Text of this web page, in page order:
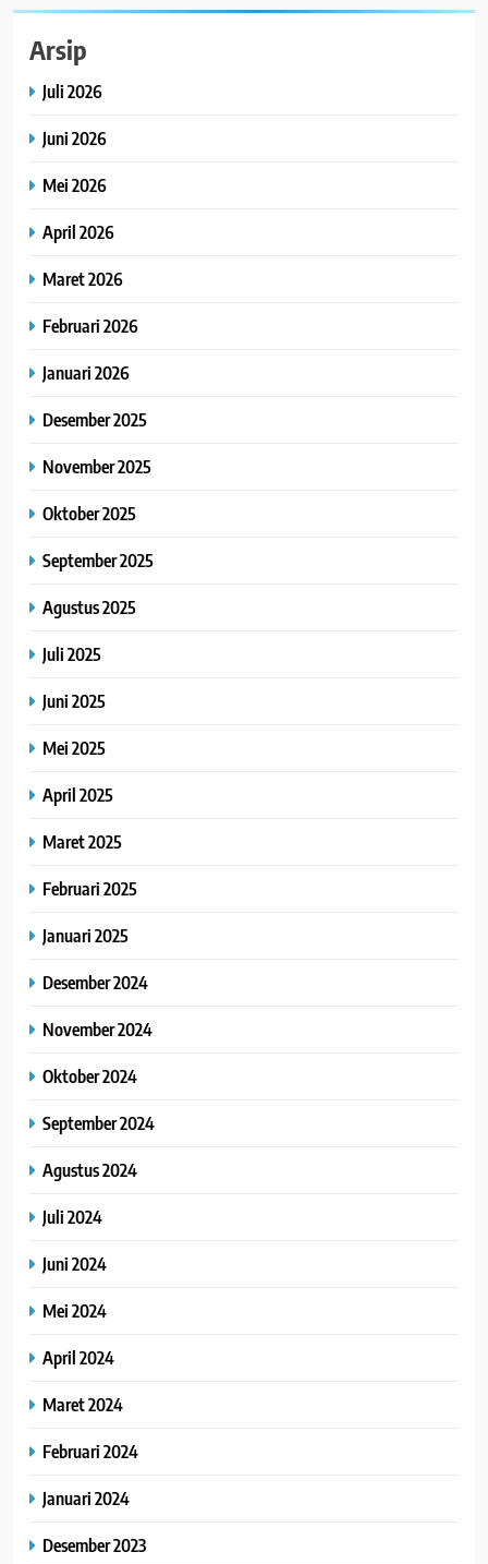
Arsip
Juli 2026
Juni 2026
Mei 2026
April 2026
Maret 2026
Februari 2026
Januari 2026
Desember 2025
November 2025
Oktober 2025
September 2025
Agustus 2025
Juli 2025
Juni 2025
Mei 2025
April 2025
Maret 2025
Februari 2025
Januari 2025
Desember 2024
November 2024
Oktober 2024
September 2024
Agustus 2024
Juli 2024
Juni 2024
Mei 2024
April 2024
Maret 2024
Februari 2024
Januari 2024
Desember 2023